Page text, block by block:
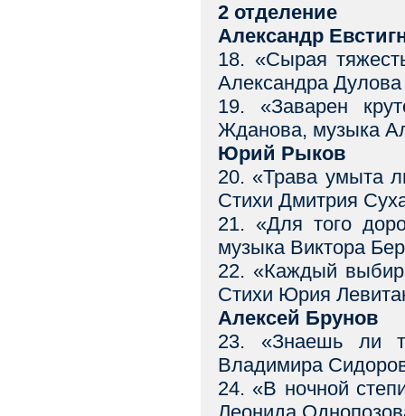
2 отделение
Александр
18. «Сырая
Александра Дулова
19. «Заварен
Жданова, музыка
Юрий Рыков
20. «Трава
Стихи Дмитрия
21. «Для того
музыка Виктора
22. «Каждый
Стихи Юрия
Алексей Брунов
23. «Знаешь ли
Владимира
24. «В ночной